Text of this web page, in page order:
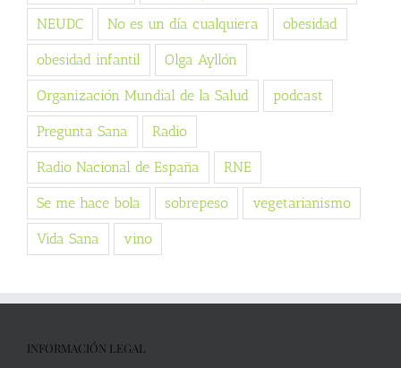
NEUDC No es un día cualquiera obesidad
obesidad infantil Olga Ayllón
Organización Mundial de la Salud podcast
Pregunta Sana Radio
Radio Nacional de España RNE
Se me hace bola sobrepeso vegetarianismo
Vida Sana vino
INFORMACIÓN LEGAL